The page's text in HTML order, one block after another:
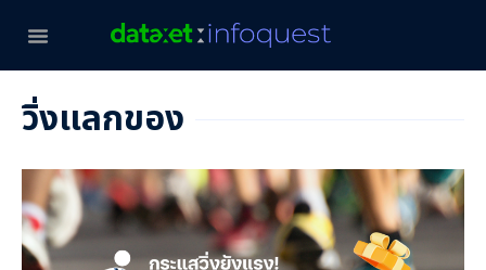
วิ่งแลกของ